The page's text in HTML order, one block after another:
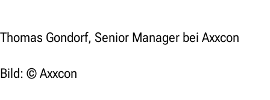
Thomas Gondorf, Senior Manager bei Axxcon
Bild: © Axxcon